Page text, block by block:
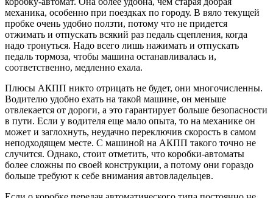
механика, особенно при поездках по городу. В вяло текущей
пробке очень удобно ползти, потому что не придется
отжимать и отпускать всякий раз педаль сцепления, когда
надо тронуться. Надо всего лишь нажимать и отпускать
педаль тормоза, чтобы машина останавливалась и,
соответственно, медленно ехала.
Плюсы АКПП никто отрицать не будет, они многочисленны.
Водителю удобно ехать на такой машине, он меньше
отвлекается от дороги, а это гарантирует больше безопасности
в пути. Если у водителя еще мало опыта, то на механике он
может и заглохнуть, неудачно переключив скорость в самом
неподходящем месте. С машиной на АКПП такого точно не
случится. Однако, стоит отметить, что коробки-автоматы
более сложны по своей конструкции, а потому они гораздо
больше требуют к себе внимания автовладельцев.